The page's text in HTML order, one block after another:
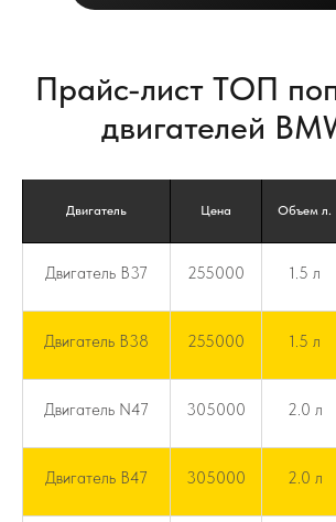
Прайс-лист ТОП
двигателей
Двигатель Цена Объем л.
Двигатель B37 255000 1.5 л
Двигатель B38 255000 1.5 л
Двигатель N47 305000 2.0 л
Двигатель B47 305000 2.0 л